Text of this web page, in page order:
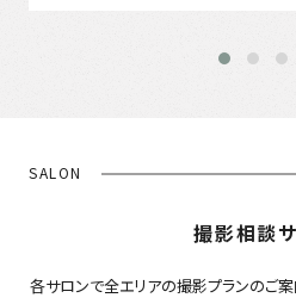
SALON
撮影相談
各サロンで全エリアの撮影プランのご